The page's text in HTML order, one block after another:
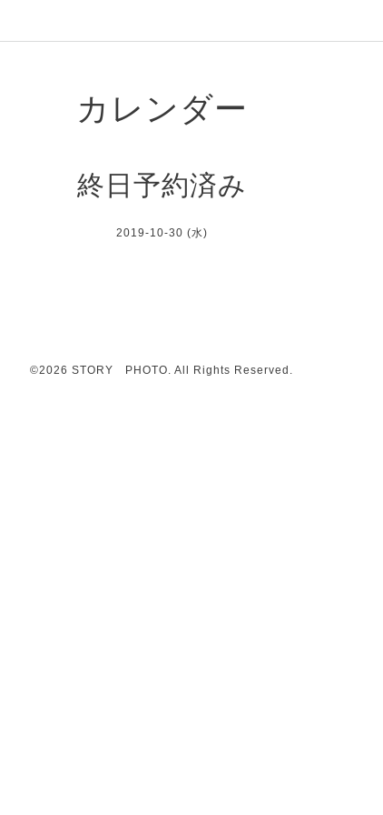
カレンダー
終日予約済み
2019-10-30 (水)
©2026 STORY PHOTO . All Rights Reserved.